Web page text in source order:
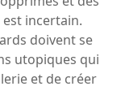
incertain.
doivent se
utopiques qui
et de créer